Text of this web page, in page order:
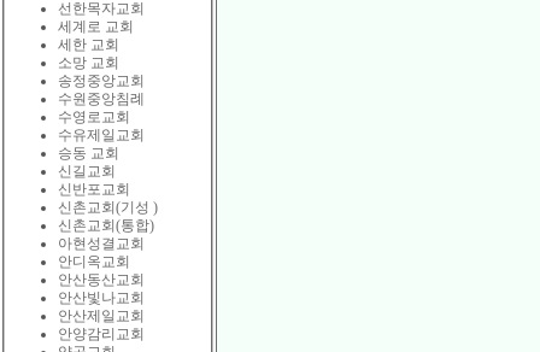
선한목자교회
세계로 교회
세한 교회
소망 교회
송정중앙교회
수원중앙침례
수영로교회
수유제일교회
승동 교회
신길교회
신반포교회
신촌교회(기성 )
신촌교회(통합)
아현성결교회
안디옥교회
안산동산교회
안산빛나교회
안산제일교회
안양감리교회